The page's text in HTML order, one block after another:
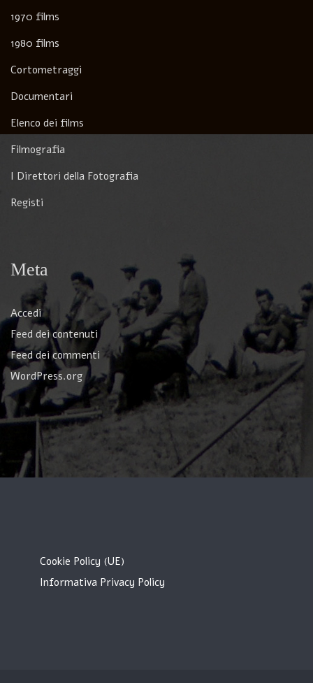
1970 films
1980 films
Cortometraggi
Documentari
Elenco dei films
Filmografia
I Direttori della Fotografia
Registi
Meta
Accedi
Feed dei contenuti
Feed dei commenti
WordPress.org
Cookie Policy (UE)
Informativa Privacy Policy